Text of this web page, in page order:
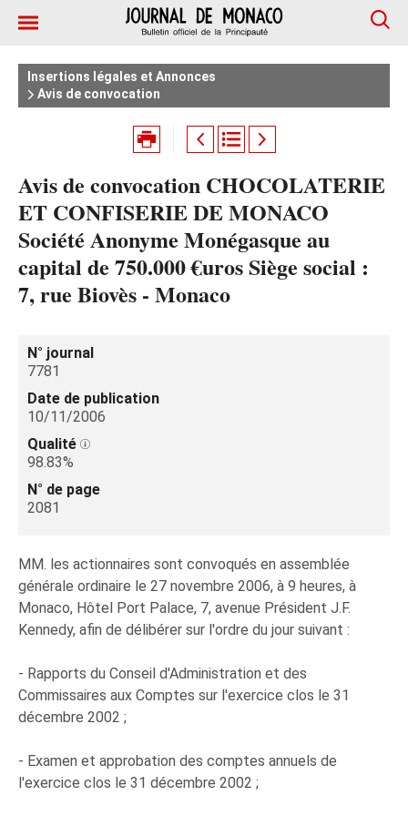
Insertions légales et Annonces
Avis de convocation
Avis de convocation CHOCOLATERIE
ET CONFISERIE DE MONACO
Société Anonyme Monégasque au
capital de 750.000 €uros Siège social :
7, rue Biovès - Monaco
N° journal
7781
Date de publication
10/11/2006
Qualité
98.83%
N° de page
2081
MM. les actionnaires sont convoqués en assemblée
générale ordinaire le 27 novembre 2006, à 9 heures, à
Monaco, Hôtel Port Palace, 7, avenue Président J.F.
Kennedy, afin de délibérer sur l'ordre du jour suivant :
- Rapports du Conseil d'Administration et des
Commissaires aux Comptes sur l'exercice clos le 31
décembre 2002 ;
- Examen et approbation des comptes annuels de
l'exercice clos le 31 décembre 2002 ;